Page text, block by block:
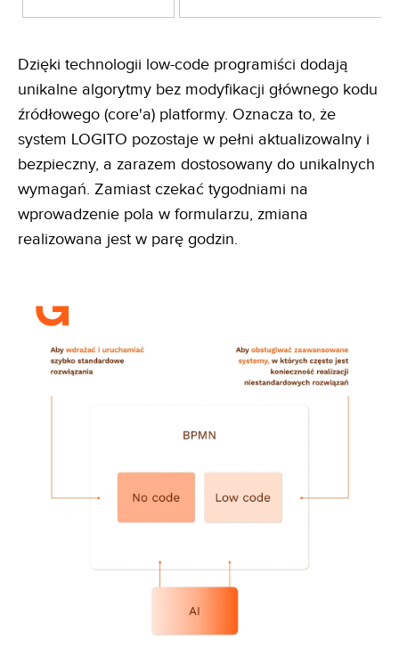
Dzięki technologii low-code programiści dodają
unikalne algorytmy bez modyfikacji głównego kodu
źródłowego (core'a) platformy. Oznacza to, że
system LOGITO pozostaje w pełni aktualizowalny i
bezpieczny, a zarazem dostosowany do unikalnych
wymagań. Zamiast czekać tygodniami na
wprowadzenie pola w formularzu, zmiana
realizowana jest w parę godzin.